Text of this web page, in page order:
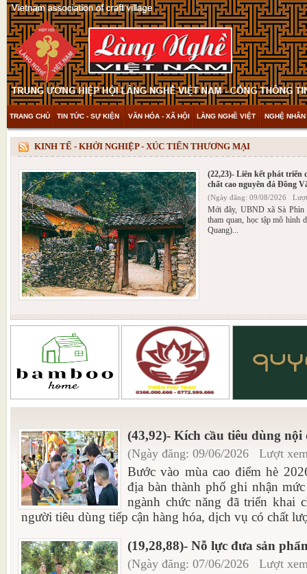
TRANG CHỦ TIN TỨC - SỰ KIỆN VĂN HÓA - XÃ HỘI LÀNG NGHỀ VIỆT NGHỆ
THAM KHẢO & KHÁM PHÁ VIDEO
KINH TẾ - KHỞI NGHIỆP - XÚC TIẾN THƯƠNG MẠI
(22,23)- Liên kết phát triển
chất cao nguyên đá Đồng
(Ngày đăng: 09/08/2026
Mới đây, UBND xã Sà Phìn
tham quan, học tập mô hình
Quang)...
(43,92)- Kích cầu tiêu dùng nội
(Ngày đăng: 09/06/2026 Lượt
Bước vào mùa cao điểm hè
địa bàn thành phố ghi nhận
ngành chức năng đã triển khai
người tiêu dùng tiếp cận hàng hóa, dịch vụ có chất
(19,28,88)- Nỗ lực đưa sản
(Ngày đăng: 07/06/2026 Lượt